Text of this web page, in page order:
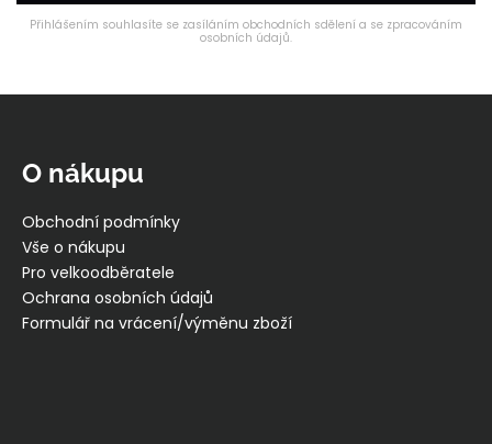
Přihlášením souhlasíte se zasíláním obchodních sdělení a se zpracováním
osobních údajů.
O nákupu
Obchodní podmínky
Vše o nákupu
Pro velkoodběratele
Ochrana osobních údajů
Formulář na vrácení/výměnu zboží